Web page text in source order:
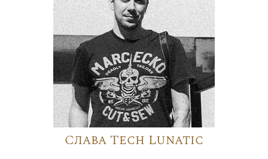
Слава Tech Lunatic